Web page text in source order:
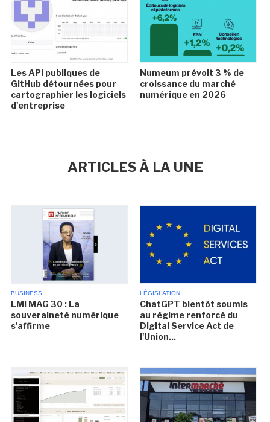
Les API publiques de
GitHub détournées pour
cartographier les logiciels
d'entreprise
Numeum prévoit 3 % de
croissance du marché
numérique en 2026
ARTICLES À LA UNE
BUSINESS
LMI MAG 30 : La
souveraineté numérique
s'affirme
LÉGISLATION
ChatGPT bientôt soumis
au régime renforcé du
Digital Service Act de
l'Union...